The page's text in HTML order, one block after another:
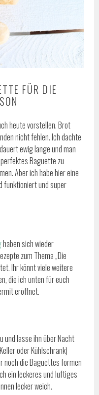
FÜR DIE
heute vorstellen. Brot
nicht fehlen. Ich dachte
ewig lange und man
Baguette zu
Aber ich habe hier eine
funktioniert und super
haben sich wieder
zum Thema „Die
Ihr könnt viele weitere
die ich unten für euch
eröffnet.
und lasse ihn über Nacht
oder Kühlschrank)
noch die Baguettes formen
ein leckeres und luftiges
lecker weich.